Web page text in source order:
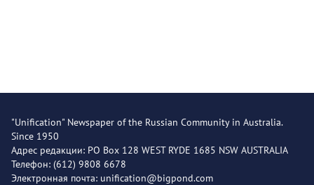
"Unification" Newspaper of the Russian Community in Australia.
Since 1950
Адрес редакции: PO Box 128 WEST RYDE 1685 NSW AUSTRALIA
Телефон: (612) 9808 6678
Электронная почта: unification@bigpond.com